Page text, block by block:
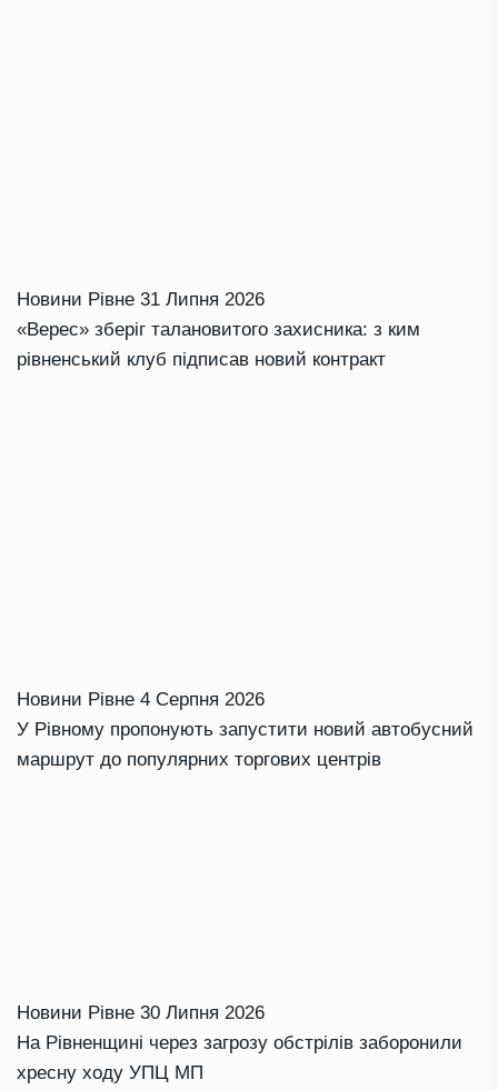
Новини Рівне 31 Липня 2026
«Верес» зберіг талановитого захисника: з ким
рівненський клуб підписав новий контракт
Новини Рівне 4 Серпня 2026
У Рівному пропонують запустити новий автобусний
маршрут до популярних торгових центрів
Новини Рівне 30 Липня 2026
На Рівненщині через загрозу обстрілів заборонили
хресну ходу УПЦ МП